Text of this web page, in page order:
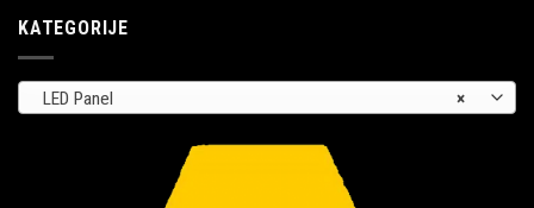
KATEGORIJE
×
LED Panel